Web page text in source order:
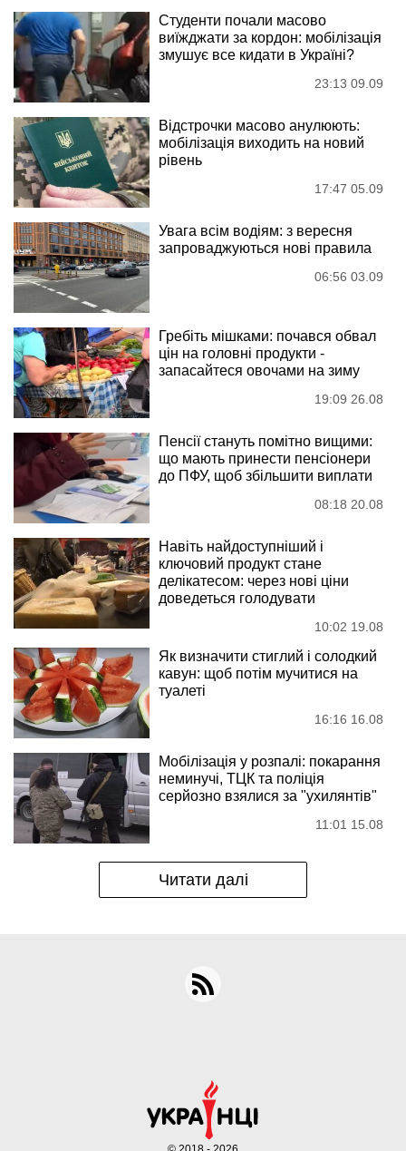
Студенти почали масово
виїжджати за кордон: мобілізація
змушує все кидати в Україні?
23:13 09.09
Відстрочки масово анулюють:
мобілізація виходить на новий
рівень
17:47 05.09
Увага всім водіям: з вересня
запроваджуються нові правила
06:56 03.09
Гребіть мішками: почався обвал
цін на головні продукти -
запасайтеся овочами на зиму
19:09 26.08
Пенсії стануть помітно вищими:
що мають принести пенсіонери
до ПФУ, щоб збільшити виплати
08:18 20.08
Навіть найдоступніший і
ключовий продукт стане
делікатесом: через нові ціни
доведеться голодувати
10:02 19.08
Як визначити стиглий і солодкий
кавун: щоб потім мучитися на
туалеті
16:16 16.08
Мобілізація у розпалі: покарання
неминучі, ТЦК та поліція
серйозно взялися за "ухилянтів"
11:01 15.08
Читати далі